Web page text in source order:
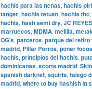
hachis para las nenas, hachis
tanger, hachis tetuan, hachis thc,
hachis, hash semi dry, JC
marruecos, MDMA, melilla,
OG's, parceros, parque del retiro
madrid, Pillar Porros, poner
hachis, principios del hachis,
dominicanas, scorts madrid,
spanish darknet, squirts, talego
madrid, where to buy hashish in